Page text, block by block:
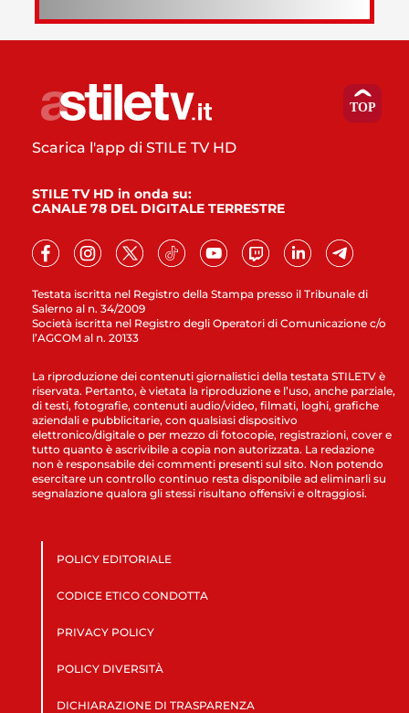
Testata iscritta nel Registro della Stampa presso il Tribunale di
Salerno al n. 34/2009
Società iscritta nel Registro degli Operatori di Comunicazione c/o
l’AGCOM al n. 20133
Scarica l'app di STILE TV HD
STILE TV HD in onda su:
CANALE 78 DEL DIGITALE TERRESTRE
La riproduzione dei contenuti giornalistici della testata STILETV è
riservata. Pertanto, è vietata la riproduzione e l’uso, anche parziale,
di testi, fotografie, contenuti audio/video, filmati, loghi, grafiche
aziendali e pubblicitarie, con qualsiasi dispositivo
elettronico/digitale o per mezzo di fotocopie, registrazioni, cover e
tutto quanto è ascrivibile a copia non autorizzata. La redazione
non è responsabile dei commenti presenti sul sito. Non potendo
esercitare un controllo continuo resta disponibile ad eliminarli su
segnalazione qualora gli stessi risultano offensivi e oltraggiosi.
POLICY EDITORIALE
CODICE ETICO CONDOTTA
PRIVACY POLICY
POLICY DIVERSITÀ
DICHIARAZIONE DI TRASPARENZA